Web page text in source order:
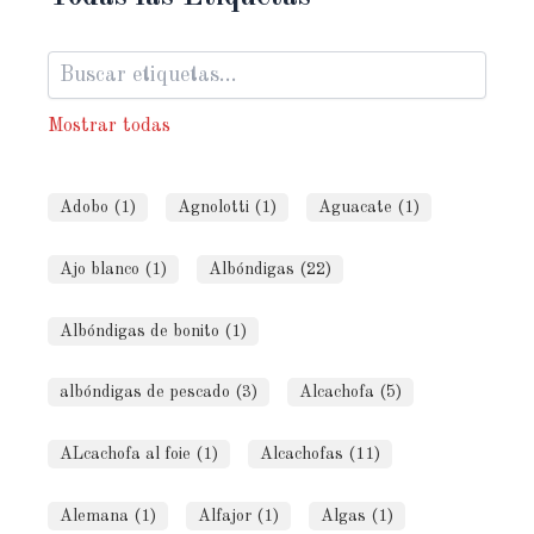
Mostrar todas
Adobo (1) Agnolotti (1) Aguacate (1)
Ajo blanco (1) Albóndigas (22)
Albóndigas de bonito (1)
albóndigas de pescado (3) Alcachofa (5)
ALcachofa al foie (1) Alcachofas (11)
Alemana (1) Alfajor (1) Algas (1)